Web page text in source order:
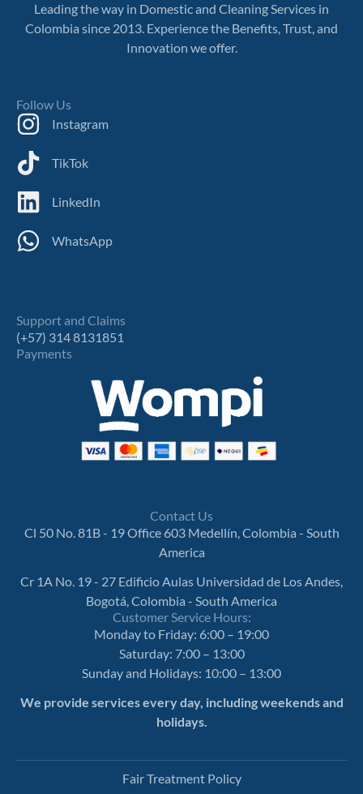
Leading the way in Domestic and Cleaning Services in
Colombia since 2013. Experience the Benefits, Trust, and
Innovation we offer.
Follow Us
Instagram
TikTok
LinkedIn
WhatsApp
Support and Claims
(+57) 314 8131851
Payments
Contact Us
Cl 50 No. 81B - 19 Office 603 Medellín, Colombia - South
America
Cr 1A No. 19 - 27 Edificio Aulas Universidad de Los Andes,
Bogotá, Colombia - South America
Customer Service Hours:
Monday to Friday: 6:00 – 19:00
Saturday: 7:00 – 13:00
Sunday and Holidays: 10:00 – 13:00
We provide services every day, including weekends and
holidays.
Fair Treatment Policy